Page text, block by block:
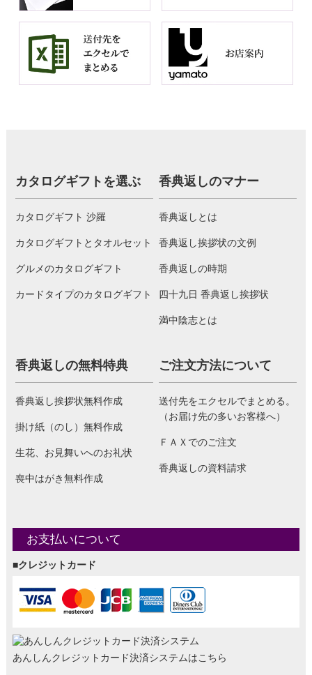
カタログギフトを選ぶ
カタログギフト 沙羅
カタログギフトとタオルセット
グルメのカタログギフト
カードタイプのカタログギフト
香典返しのマナー
香典返しとは
香典返し挨拶状の文例
香典返しの時期
四十九日 香典返し挨拶状
満中陰志とは
香典返しの無料特典
香典返し挨拶状無料作成
掛け紙（のし）無料作成
生花、お見舞いへのお礼状
喪中はがき無料作成
ご注文方法について
送付先をエクセルでまとめる。
（お届け先の多いお客様へ）
ＦＡＸでのご注文
香典返しの資料請求
お支払いについて
■クレジットカード
あんしんクレジットカード決済システムはこちら